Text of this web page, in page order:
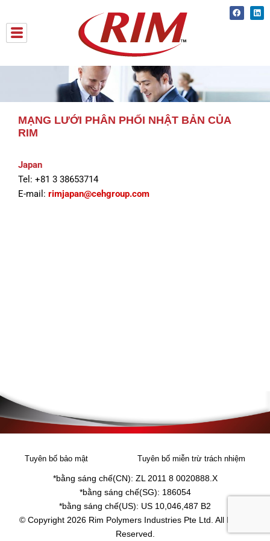
to
content
MẠNG LƯỚI PHÂN PHỐI NHẬT BẢN CỦA
RIM
Japan
Tel: +81 3 38653714
E-mail: rimjapan@cehgroup.com
Tuyên bố bảo mật Tuyên bố miễn trừ trách nhiệm
*bằng sáng chế(CN): ZL 2011 8 0020888.X
*bằng sáng chế(SG): 186054
*bằng sáng chế(US): US 10,046,487 B2
© Copyright 2026 Rim Polymers Industries Pte Ltd. All Rights
Reserved.